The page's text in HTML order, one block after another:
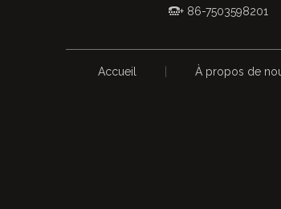
+ 86-7503598201
Accueil À propos de